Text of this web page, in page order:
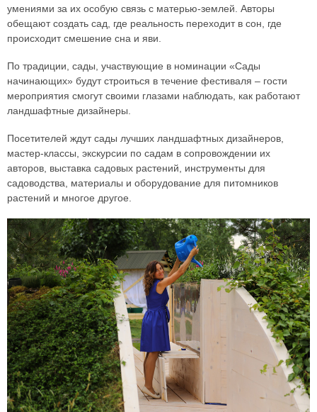
умениями за их особую связь с матерью-землей. Авторы
обещают создать сад, где реальность переходит в сон, где
происходит смешение сна и яви.
По традиции, сады, участвующие в номинации «Сады
начинающих» будут строиться в течение фестиваля – гости
мероприятия смогут своими глазами наблюдать, как работают
ландшафтные дизайнеры.
Посетителей ждут сады лучших ландшафтных дизайнеров,
мастер-классы, экскурсии по садам в сопровождении их
авторов, выставка садовых растений, инструменты для
садоводства, материалы и оборудование для питомников
растений и многое другое.